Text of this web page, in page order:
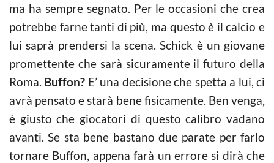
ma ha sempre segnato. Per le occasioni che crea
potrebbe farne tanti di più, ma questo è il calcio e
lui saprà prendersi la scena. Schick è un giovane
promettente che sarà sicuramente il futuro della
Roma. Buffon? E’ una decisione che spetta a lui, ci
avrà pensato e starà bene fisicamente. Ben venga,
è giusto che giocatori di questo calibro vadano
avanti. Se sta bene bastano due parate per farlo
tornare Buffon, appena farà un errore si dirà che